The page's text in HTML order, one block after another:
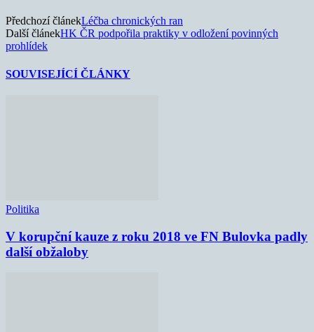
Předchozí článekLéčba chronických ran
Další článekHK ČR podpořila praktiky v odložení povinných
prohlídek
SOUVISEJÍCÍ ČLÁNKY
Politika
V korupční kauze z roku 2018 ve FN Bulovka padly
další obžaloby